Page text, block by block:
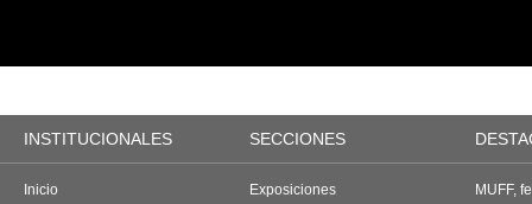
INSTITUCIONALES SECCIONES
Inicio
Exposiciones
MUFF,